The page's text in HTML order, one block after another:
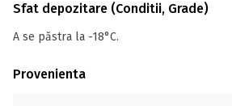
Sfat depozitare (Conditii, Grade)
A se păstra la -18°C.
Provenienta